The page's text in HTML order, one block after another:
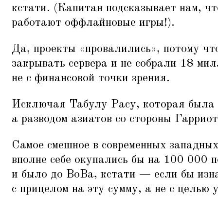
кстати. (Капитан подсказывает нам,
работают оффлайновые игры!).
Да, проекты «провалились», потому
закрывать сервера и не собрали 18
не с финансовой точки зрения.
Исключая Табулу Расу, которая
а разводом азиатов со стороны
Самое смешное в современных
вполне себе окупались бы на 100 000
и было до ВоВа, кстати — если бы
с прицелом на эту сумму, а не с целью